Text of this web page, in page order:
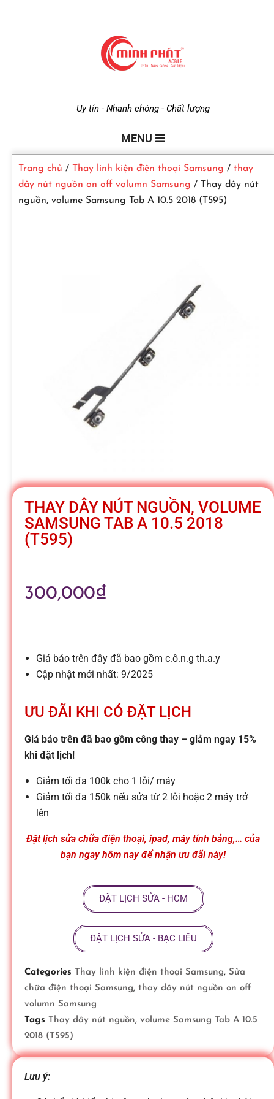
i
n
b
i
l
e
S
ử
a
c
h
ữ
i
ệ
n
t
Uy tín - Nhanh chóng - Chất lượng
MENU
Trang chủ / Thay linh kiện điện thoại Samsung / thay
dây nút nguồn on off volumn Samsung / Thay dây nút
nguồn, volume Samsung Tab A 10.5 2018 (T595)
THAY DÂY NÚT NGUỒN, VOLUME
SAMSUNG TAB A 10.5 2018
(T595)
300,000₫
Giá báo trên đây đã bao gồm c.ô.n.g th.a.y
Cập nhật mới nhất: 9/2025
ƯU ĐÃI KHI CÓ ĐẶT LỊCH
Giá báo trên đã bao gồm công thay – giảm ngay 15%
khi đặt lịch!
Giảm tối đa 100k cho 1 lỗi/ máy
Giảm tối đa 150k nếu sửa từ 2 lỗi hoặc 2 máy trở
lên
Đặt lịch sửa chữa điện thoại, ipad, máy tính bảng,… của
bạn ngay hôm nay để nhận ưu đãi này!
ĐẶT LỊCH SỬA - HCM
ĐẶT LỊCH SỬA - BẠC LIÊU
Categories Thay linh kiện điện thoại Samsung, Sửa
chữa điện thoại Samsung, thay dây nút nguồn on off
volumn Samsung
Tags Thay dây nút nguồn, volume Samsung Tab A 10.5
2018 (T595)
Lưu ý: